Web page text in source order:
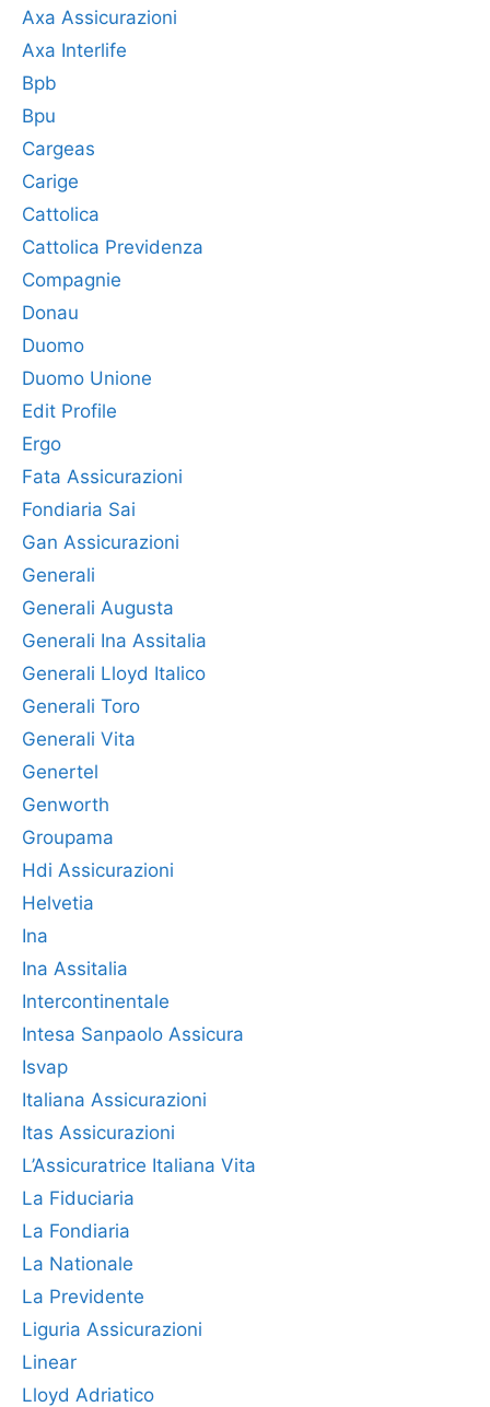
Axa Assicurazioni
Axa Interlife
Bpb
Bpu
Cargeas
Carige
Cattolica
Cattolica Previdenza
Compagnie
Donau
Duomo
Duomo Unione
Edit Profile
Ergo
Fata Assicurazioni
Fondiaria Sai
Gan Assicurazioni
Generali
Generali Augusta
Generali Ina Assitalia
Generali Lloyd Italico
Generali Toro
Generali Vita
Genertel
Genworth
Groupama
Hdi Assicurazioni
Helvetia
Ina
Ina Assitalia
Intercontinentale
Intesa Sanpaolo Assicura
Isvap
Italiana Assicurazioni
Itas Assicurazioni
L’Assicuratrice Italiana Vita
La Fiduciaria
La Fondiaria
La Nationale
La Previdente
Liguria Assicurazioni
Linear
Lloyd Adriatico